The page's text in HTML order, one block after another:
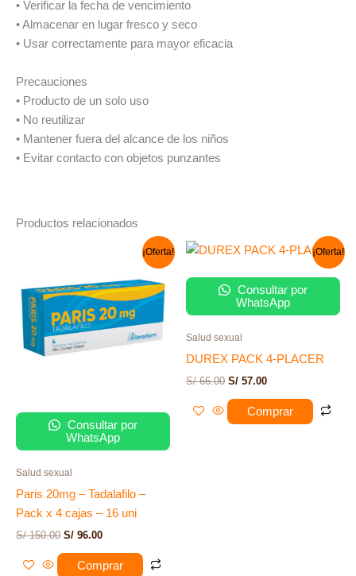
• Verificar la fecha de vencimiento
• Almacenar en lugar fresco y seco
• Usar correctamente para mayor eficacia
Precauciones
• Producto de un solo uso
• No reutilizar
• Mantener fuera del alcance de los niños
• Evitar contacto con objetos punzantes
Productos relacionados
¡Oferta!
Consultar por
WhatsApp
Salud sexual
Paris 20mg – Tadalafilo –
Pack x 4 cajas – 16 uni
S/150.00
era:
S/ 150.00.
S/ 96.00
es:
S/ 96.00.
Comprar
¡Oferta!
Consultar por
WhatsApp
Salud sexual
DUREX PACK 4-PLACER
S/66.00
El
era:
S/ 66.00.
S/ 57.00
El
es:
S/ 57.00.
Comprar